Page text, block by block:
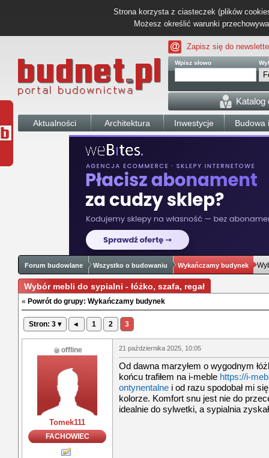
Strona korzysta z ciasteczek (plików
Możesz określić warunki
Zapisz się do
Wpisz słowo
Katalog
Aktualności Architektura Inwestycje Budowa
Forum budowlane Wszystko o budowaniu Wykańczamy budynek
Wybór mebli do sypialni - łóżko, szafa, regał
« Powrót do grupy: Wykańczamy budynek
Stron: 3 ▾ ◂ 1 2 3
offline
Tomek111
FACHOWIEC
21 października 2025, 10:05
Od dawna marzyłem o wygodnym
końcu trafiłem na i-meble https://i-
ontynentalne i od razu spodobał mi
kolorze. Komfort snu jest nie do
idealnie do sylwetki, a sypialnia